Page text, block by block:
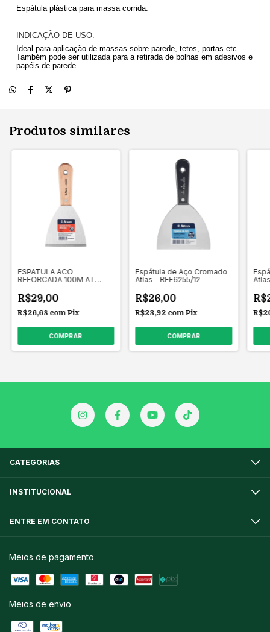
Espátula plástica para massa corrida.
INDICAÇÃO DE USO:
Ideal para aplicação de massas sobre parede, tetos, portas etc.
Também pode ser utilizada para a retirada de bolhas em adesivos e
papéis de parede.
Produtos similares
ESPATULA ACO
REFORCADA 100M AT
R$29,00
R$26,68 com Pix
Espátula de Aço Cromado
Atlas - REF6255/12
R$26,00
R$23,92 com Pix
CATEGORIAS
INSTITUCIONAL
ENTRE EM CONTATO
Meios de pagamento
Meios de envio